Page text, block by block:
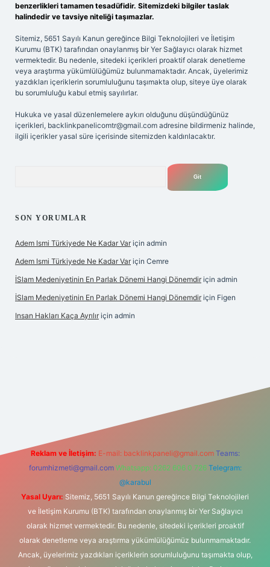
benzerlikleri tamamen tesadüfidir. Sitemizdeki bilgiler taslak
halindedir ve tavsiye niteliği taşımazlar.
Sitemiz, 5651 Sayılı Kanun gereğince Bilgi Teknolojileri ve İletişim
Kurumu (BTK) tarafından onaylanmış bir Yer Sağlayıcı olarak hizmet
vermektedir. Bu nedenle, sitedeki içerikleri proaktif olarak denetleme
veya araştırma yükümlülüğümüz bulunmamaktadır. Ancak, üyelerimiz
yazdıkları içeriklerin sorumluluğunu taşımakta olup, siteye üye olarak
bu sorumluluğu kabul etmiş sayılırlar.
Hukuka ve yasal düzenlemelere aykırı olduğunu düşündüğünüz
içerikleri, backlinkpanelicomtr@gmail.com adresine bildirmeniz halinde,
ilgili içerikler yasal süre içerisinde sitemizden kaldırılacaktır.
SON YORUMLAR
Adem Ismi Türkiyede Ne Kadar Var için admin
Adem Ismi Türkiyede Ne Kadar Var için Cemre
İSlam Medeniyetinin En Parlak Dönemi Hangi Dönemdir için admin
İSlam Medeniyetinin En Parlak Dönemi Hangi Dönemdir için Figen
Insan Hakları Kaça Ayrılır için admin
Reklam ve İletişim: E-mail: backlinkpaneli@gmail.com Teams:
forumhizmeti@gmail.com Whatsapp: 0262 606 0 726 Telegram:
@karabul
Yasal Uyarı: Sitemiz, 5651 Sayılı Kanun gereğince Bilgi Teknolojileri
ve İletişim Kurumu (BTK) tarafından onaylanmış bir Yer Sağlayıcı
olarak hizmet vermektedir. Bu nedenle, sitedeki içerikleri proaktif
olarak denetleme veya araştırma yükümlülüğümüz bulunmamaktadır.
Ancak, üyelerimiz yazdıkları içeriklerin sorumluluğunu taşımakta olup,